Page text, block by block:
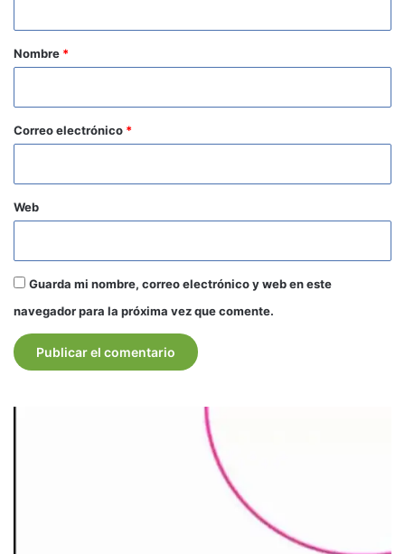
r
o
*
Nombre *
Correo electrónico *
Web
Guarda mi nombre, correo electrónico y web en este
navegador para la próxima vez que comente.